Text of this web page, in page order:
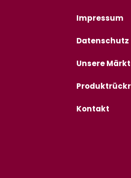
Impressum
Datenschutz
Unsere
Kontakt